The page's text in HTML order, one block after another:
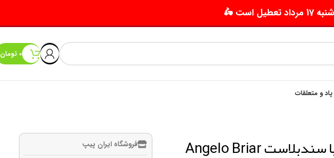
0 تومان
و متعلقات
پیپ ریشه برایر آنجلو ایتالیا سندبلاست Angelo Briar فروشگاه ایران پیپ